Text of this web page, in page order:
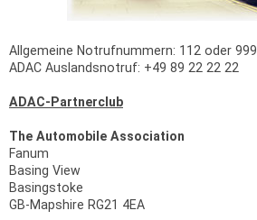
Allgemeine Notrufnummern: 112 oder 999
ADAC Auslandsnotruf: +49 89 22 22 22
ADAC-Partnerclub
The Automobile Association
Fanum
Basing View
Basingstoke
GB-Mapshire RG21 4EA